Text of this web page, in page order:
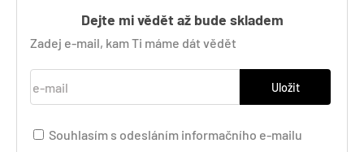
Dejte mi vědět až bude skladem
Zadej e-mail, kam Ti máme dát vědět
Uložit
Souhlasím s odesláním informačního e-mailu